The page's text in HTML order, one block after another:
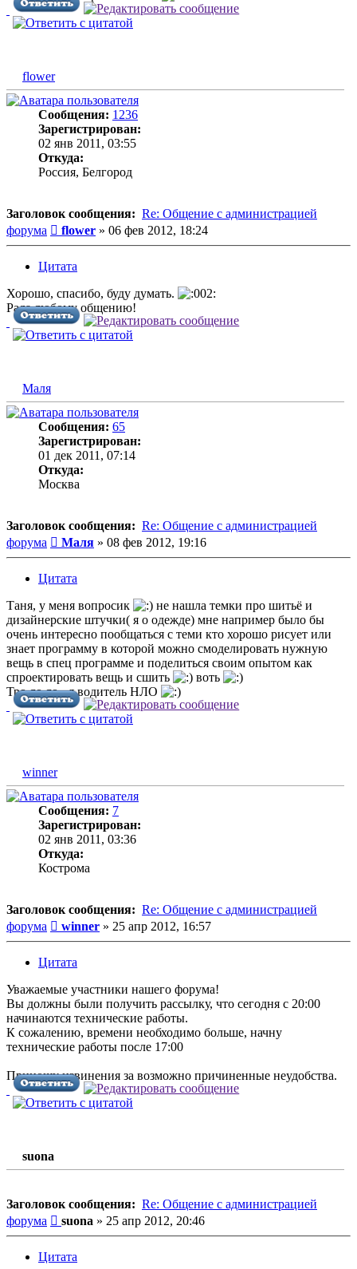
flower
Сообщения: 1236
Зарегистрирован:
02 янв 2011, 03:55
Откуда:
Россия, Белгород
Заголовок сообщения: Re: Общение с администрацией
форума
Сообщение
flower » 06 фев 2012, 18:24
Цитата
Хорошо, спасибо, буду думать.
Рада любому общению!
Маля
Сообщения: 65
Зарегистрирован:
01 дек 2011, 07:14
Откуда:
Москва
Заголовок сообщения: Re: Общение с администрацией
форума
Сообщение
Маля » 08 фев 2012, 19:16
Цитата
Таня, у меня вопросик
не нашла темки про шитьё и
дизайнерские штучки( я о одежде) мне например было бы
очень интересно пообщаться с теми кто хорошо рисует или
знает программу в которой можно смоделировать нужную
вещь в спец программе и поделиться своим опытом как
спроектировать вещь и сшить
воть
Тро ло ло - я водитель НЛО
winner
Сообщения: 7
Зарегистрирован:
02 янв 2011, 03:36
Откуда:
Кострома
Заголовок сообщения: Re: Общение с администрацией
форума
Сообщение
winner » 25 апр 2012, 16:57
Цитата
Уважаемые участники нашего форума!
Вы должны были получить рассылку, что сегодня с 20:00
начинаются технические работы.
К сожалению, времени необходимо больше, начну
технические работы после 17:00
Приношу извинения за возможно причиненные неудобства.
suona
Заголовок сообщения: Re: Общение с администрацией
форума
Сообщение
suona » 25 апр 2012, 20:46
Цитата